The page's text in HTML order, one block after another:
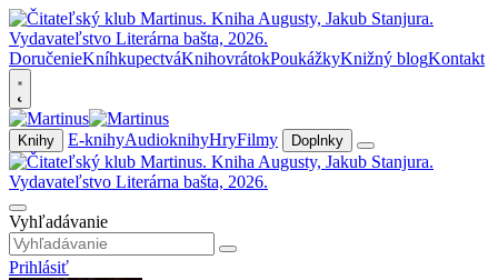
DoručenieKníhkupectváKnihovrátokPoukážkyKnižný blogKontakt
Knihy E-knihyAudioknihyHryFilmy Doplnky
Vyhľadávanie
Prihlásiť